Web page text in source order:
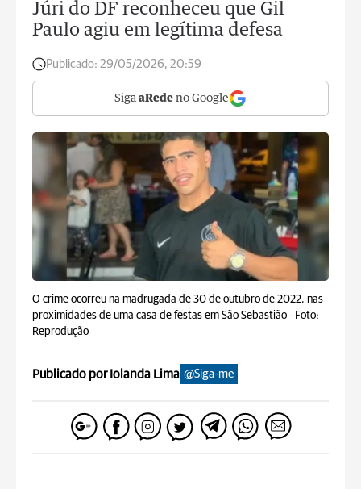
Júri do DF reconheceu que Gil
Paulo agiu em legítima defesa
Publicado: 29/05/2026, 20:59
Siga aRede no Google
O crime ocorreu na madrugada de 30 de outubro de 2022, nas
proximidades de uma casa de festas em São Sebastião - Foto:
Reprodução
Publicado por Iolanda Lima @Siga-me